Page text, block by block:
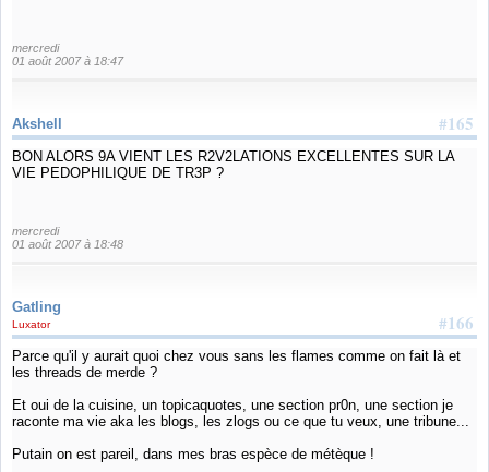
mercredi
01 août 2007 à 18:47
#165
Akshell
BON ALORS 9A VIENT LES R2V2LATIONS EXCELLENTES SUR LA
VIE PEDOPHILIQUE DE TR3P ?
mercredi
01 août 2007 à 18:48
Gatling
#166
Luxator
Parce qu'il y aurait quoi chez vous sans les flames comme on fait là et
les threads de merde ?
Et oui de la cuisine, un topicaquotes, une section pr0n, une section je
raconte ma vie aka les blogs, les zlogs ou ce que tu veux, une tribune...
Putain on est pareil, dans mes bras espèce de métèque !